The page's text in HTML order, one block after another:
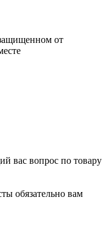
от
вас вопрос по товару
обязательно вам